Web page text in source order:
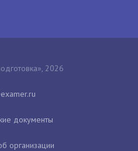
2026
документы
организации